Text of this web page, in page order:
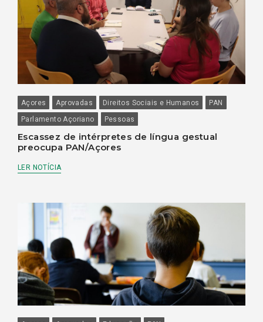
Açores Aprovadas Direitos Sociais e Humanos
PAN
Parlamento Açoriano
Pessoas
Escassez de intérpretes de língua gestual
preocupa PAN/Açores
LER NOTÍCIA